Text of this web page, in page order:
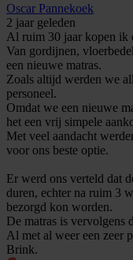
Oscar Pannekoek
2 jaar geleden
Al ruim 30 jaar kopen ik
Van gordijnen,
een nieuwe matras.
Zoals altijd werden we
personeel.
Omdat we een nieuwe
het een vrij simpele
Met veel aandacht
voor ons beste optie.
Er werd ons verteld dat
duren, echter na ruim 3
bezorgd kon worden.
De matras is vervolgens
Al met al weer een zeer
Brink.